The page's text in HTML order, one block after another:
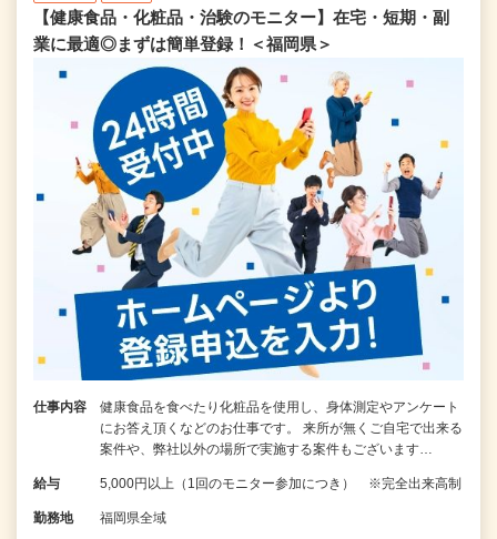
【健康食品・化粧品・治験のモニター】在宅・短期・副
業に最適◎まずは簡単登録！＜福岡県＞
仕事内容
健康食品を食べたり化粧品を使用し、身体測定やアンケート
にお答え頂くなどのお仕事です。 来所が無くご自宅で出来る
案件や、弊社以外の場所で実施する案件もございます…
給与 5,000円以上（1回のモニター参加につき） ※完全出来高制
勤務地 福岡県全域